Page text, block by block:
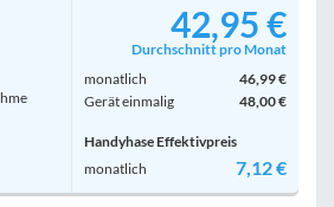
42,95 €
Durchschnitt pro Monat
monatlich
46,99 €
Gerät einmalig
48,00 €
Handyhase Effektivpreis
monatlich
7,12 €